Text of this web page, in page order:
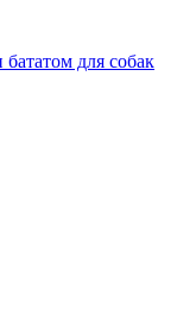
для собак